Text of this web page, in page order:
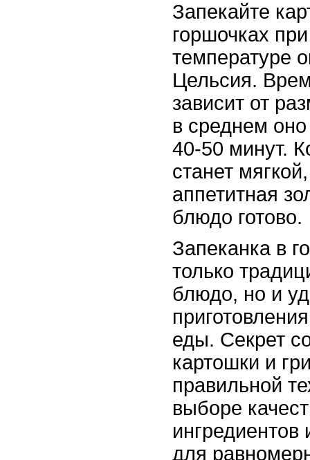
Запекайте
горшочках
температуре
Цельсия.
зависит от
в среднем оно
40-50 минут.
станет
аппетитная
блюдо готово.
Запеканка в
только
блюдо, но и
еды. Секрет
картошки и
правильной
выборе
ингредиентов
для